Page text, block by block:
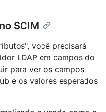
SCIM
você precisará
LDAP em campos do
para ver os campos
e os valores esperados